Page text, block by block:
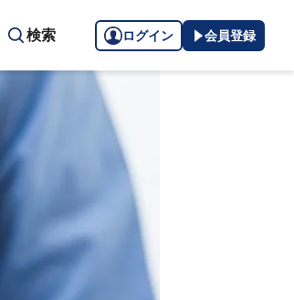
検索 ログイン 会員登録